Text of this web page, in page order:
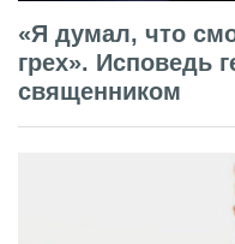
«Я думал, что
грех». Исповедь
священником